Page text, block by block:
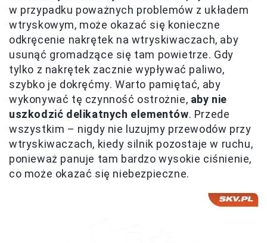
w przypadku poważnych problemów z układem
wtryskowym, może okazać się konieczne
odkręcenie nakrętek na wtryskiwaczach, aby
usunąć gromadzące się tam powietrze. Gdy
tylko z nakrętek zacznie wypływać paliwo,
szybko je dokręćmy. Warto pamiętać, aby
wykonywać tę czynność ostrożnie, aby nie
uszkodzić delikatnych elementów. Przede
wszystkim – nigdy nie luzujmy przewodów przy
wtryskiwaczach, kiedy silnik pozostaje w ruchu,
ponieważ panuje tam bardzo wysokie ciśnienie,
co może okazać się niebezpieczne.